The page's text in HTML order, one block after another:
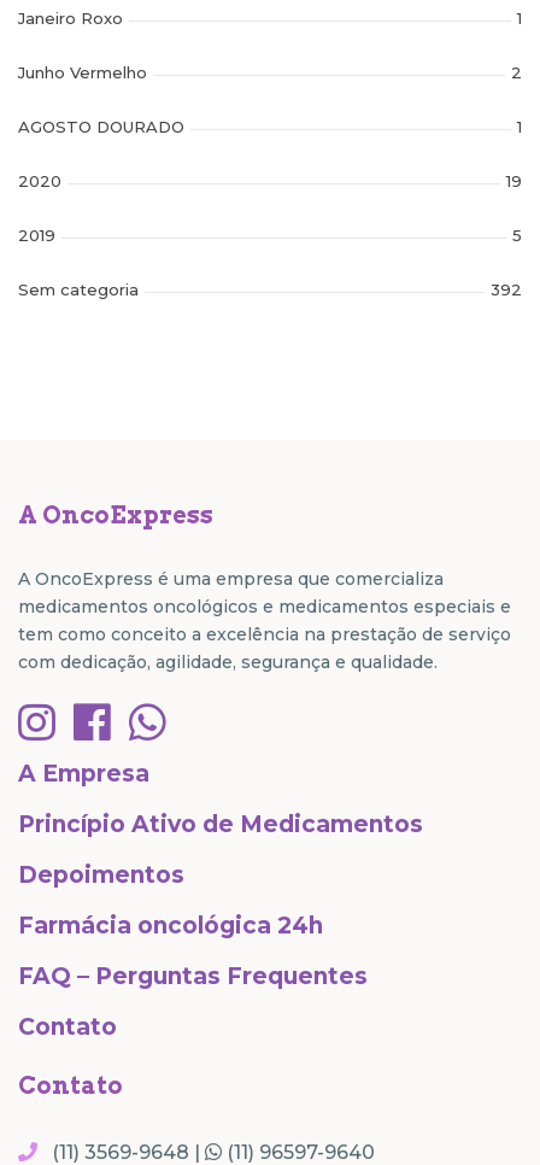
Janeiro Roxo 1
Junho Vermelho 2
AGOSTO DOURADO 1
2020 19
2019 5
Sem categoria 392
A OncoExpress
A OncoExpress é uma empresa que comercializa
medicamentos oncológicos e medicamentos especiais e
tem como conceito a excelência na prestação de serviço
com dedicação, agilidade, segurança e qualidade.
A Empresa
Princípio Ativo de Medicamentos
Depoimentos
Farmácia oncológica 24h
FAQ – Perguntas Frequentes
Contato
Contato
(11) 3569-9648 | (11) 96597-9640